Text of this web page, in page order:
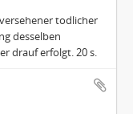
todlicher
desselben
drauf erfolgt. 20 s.